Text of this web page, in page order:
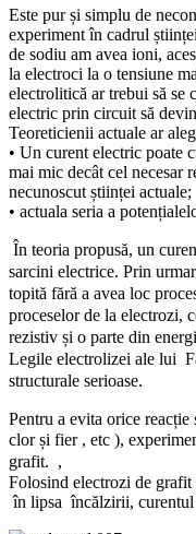
Este pur și simplu de
experiment în cadrul
de sodiu am avea ioni,
la electroci la o tensiune
electrolitică ar trebui să se
electric prin circuit să
Teoreticienii actuale ar
• Un curent electric poate
mai mic decât cel necesar
necunoscut științei actuale;
• actuala seria a
În teoria propusă, un
sarcini electrice. Prin
topită fără a avea loc
proceselor de la electrozi,
rezistiv și o parte din
Legile electrolizei ale lui
structurale serioase.
Pentru a evita orice
clor și fier , etc ),
grafit. ,
Folosind electrozi de
în lipsa încălzirii, curentul